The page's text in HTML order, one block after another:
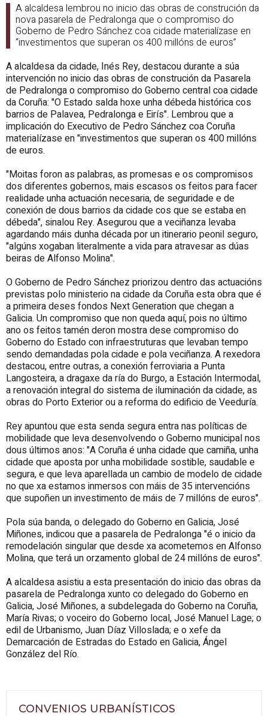
A alcaldesa lembrou no inicio das obras de construción da
nova pasarela de Pedralonga que o compromiso do
Goberno de Pedro Sánchez coa cidade materialízase en
“investimentos que superan os 400 millóns de euros”
A alcaldesa da cidade, Inés Rey, destacou durante a súa
intervención no inicio das obras de construción da Pasarela
de Pedralonga o compromiso do Goberno central coa cidade
da Coruña: "O Estado salda hoxe unha débeda histórica cos
barrios de Palavea, Pedralonga e Eirís". Lembrou que a
implicación do Executivo de Pedro Sánchez coa Coruña
materialízase en "investimentos que superan os 400 millóns
de euros.
"Moitas foron as palabras, as promesas e os compromisos
dos diferentes gobernos, mais escasos os feitos para facer
realidade unha actuación necesaria, de seguridade e de
conexión de dous barrios da cidade cos que se estaba en
débeda", sinalou Rey. Asegurou que a veciñanza levaba
agardando máis dunha década por un itinerario peonil seguro,
"algúns xogaban literalmente a vida para atravesar as dúas
beiras de Alfonso Molina".
O Goberno de Pedro Sánchez priorizou dentro das actuacións
previstas polo ministerio na cidade da Coruña esta obra que é
a primeira deses fondos Next Generation que chegan a
Galicia. Un compromiso que non queda aquí, pois no último
ano os feitos tamén deron mostra dese compromiso do
Goberno do Estado con infraestruturas que levaban tempo
sendo demandadas pola cidade e pola veciñanza. A rexedora
destacou, entre outras, a conexión ferroviaria a Punta
Langosteira, a dragaxe da ría do Burgo, a Estación Intermodal,
a renovación integral do sistema de iluminación da cidade, as
obras do Porto Exterior ou a reforma do edificio de Veeduría.
Rey apuntou que esta senda segura entra nas políticas de
mobilidade que leva desenvolvendo o Goberno municipal nos
dous últimos anos: "A Coruña é unha cidade que camiña, unha
cidade que aposta por unha mobilidade sostible, saudable e
segura, e que leva aparellada un cambio de modelo de cidade
no que xa estamos inmersos con máis de 35 intervencións
que supoñen un investimento de máis de 7 millóns de euros".
Pola súa banda, o delegado do Goberno en Galicia, José
Miñones, indicou que a pasarela de Pedralonga "é o inicio da
remodelación singular que desde xa acometemos en Alfonso
Molina, que terá un orzamento global de 24 millóns de euros".
A alcaldesa asistiu a esta presentación do inicio das obras da
pasarela de Pedralonga xunto co delegado do Goberno en
Galicia, José Miñones, a subdelegada do Goberno na Coruña,
María Rivas; o voceiro do Goberno local, José Manuel Lage; o
edil de Urbanismo, Juan Díaz Villoslada; e o xefe da
Demarcación de Estradas do Estado en Galicia, Ángel
González del Río.
CONVENIOS URBANÍSTICOS